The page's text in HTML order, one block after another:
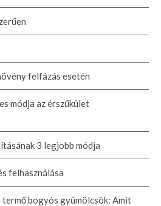
felfázás esetén
módja az érszűkület
3 legjobb módja
felhasználása
bogyós gyümölcsök: Amit